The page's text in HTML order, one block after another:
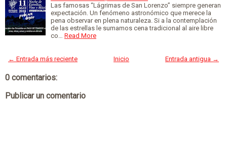
Las famosas “Lágrimas de San Lorenzo” siempre generan
expectación. Un fenómeno astronómico que merece la
pena observar en plena naturaleza. Si a la contemplación
de las estrellas le sumamos cena tradicional al aire libre
co… Read More
← Entrada más reciente Entrada antigua →
Inicio
0 comentarios:
Publicar un comentario